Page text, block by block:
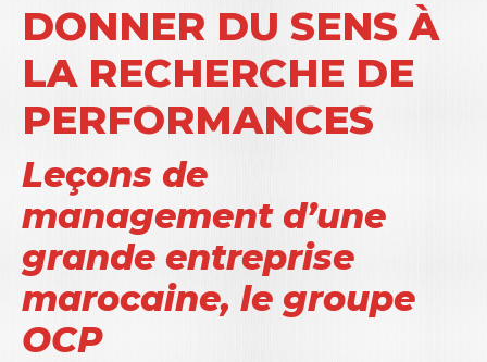
DONNER DU SENS À
LA RECHERCHE DE
PERFORMANCES
Leçons de
management d’une
grande entreprise
marocaine, le groupe
OCP